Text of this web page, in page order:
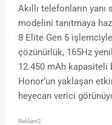
Akıllı telefonların
modelini tanıtmaya
8 Elite Gen 5
çözünürlük, 165Hz
12.450 mAh kapasiteli
Honor’un yaklaşan
heyecan verici
Reklam2